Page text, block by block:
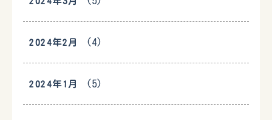
2024年2月 (4)
2024年1月 (5)